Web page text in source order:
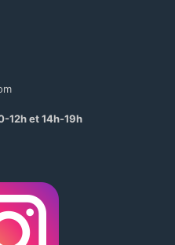
12h et 14h-19h